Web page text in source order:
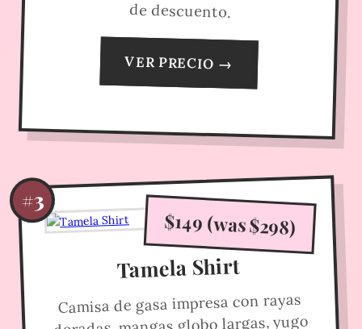
de descuento.
VER PRECIO →
#3
$149 (was $298)
Tamela Shirt
Camisa de gasa impresa con rayas